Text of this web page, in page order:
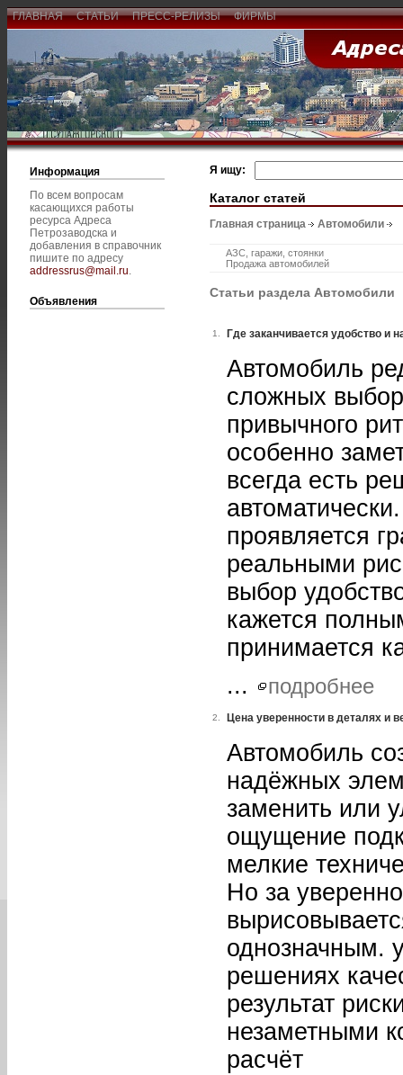
ГЛАВНАЯ СТАТЬИ ПРЕСС-РЕЛИЗЫ ФИРМЫ
Информация
По всем вопросам
касающихся работы
ресурса Адреса
Петрозаводска и
добавления в справочник
пишите по адресу
addressrus@mail.ru.
Объявления
Я ищу:
Каталог статей
Главная страница Автомобили
АЗС, гаражи, стоянки
Продажа автомобилей
Статьи раздела Автомобили
1. Где заканчивается удобство и
Автомобиль
сложных
привычного
особенно
всегда есть
проявляется
реальными
выбор
кажется
принимается
...
подробнее
2. Цена уверенности в деталях и
Автомобиль
надёжных
заменить или
ощущение
мелкие
Но за
однозначным.
решениях
результат
незаметными
расчёт